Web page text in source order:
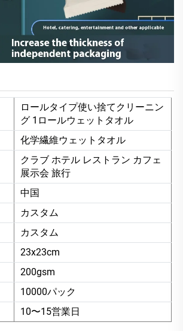
ロールタイプ使い捨てクリーニン
グ 1ロールウェットタオル
化学繊維ウェットタオル
クラブ ホテル レストラン カフェ
展示会 旅行
中国
カスタム
カスタム
23x23cm
200gsm
10000パック
10〜15営業日